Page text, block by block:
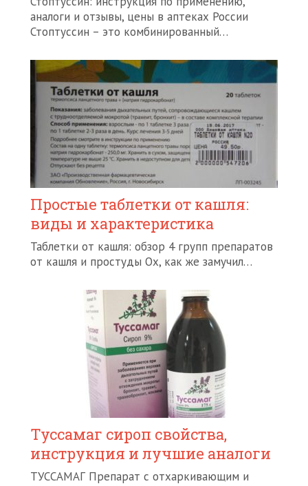
аналоги и отзывы, цены в аптеках России
Стоптуссин – это комбинированный…
Простые таблетки от кашля:
виды и характеристика
Таблетки от кашля: обзор 4 групп препаратов
от кашля и простуды Ох, как же замучил…
Туссамаг сироп свойства,
инструкция и лучшие аналоги
ТУССАМАГ Препарат с отхаркивающим и